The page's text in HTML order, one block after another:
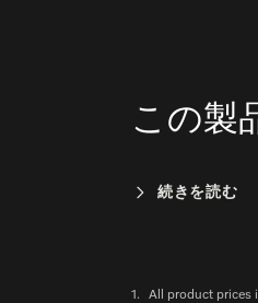
この製
続きを読む
1. All product prices